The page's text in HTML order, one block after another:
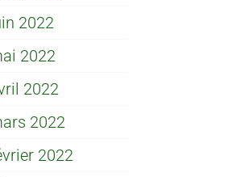
2022
2022
2022
2022
2022